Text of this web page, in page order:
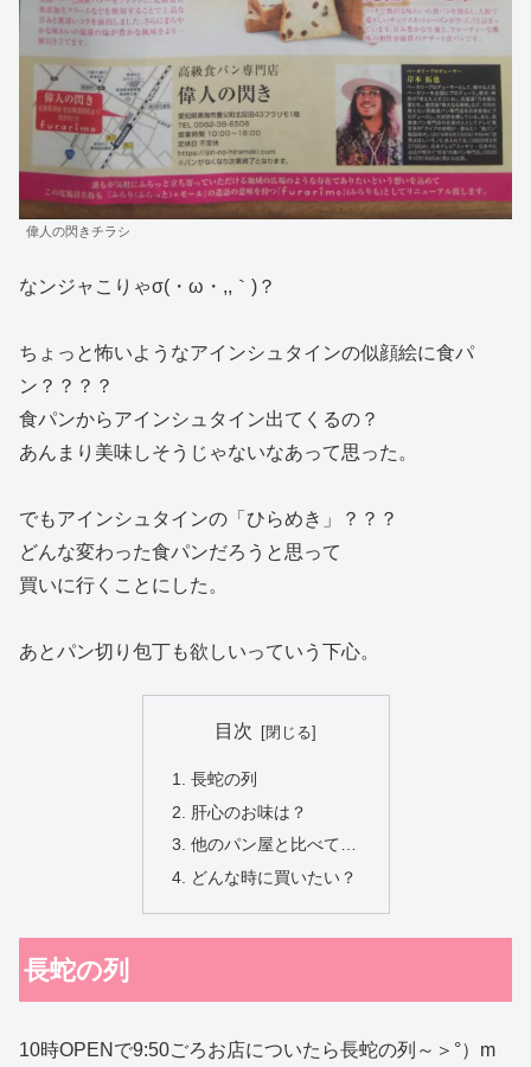
偉人の閃きチラシ
なンジャこりゃσ(・ω・,,｀)？
ちょっと怖いようなアインシュタインの似顔絵に食パ
ン？？？？
食パンからアインシュタイン出てくるの？
あんまり美味しそうじゃないなあって思った。
でもアインシュタインの「ひらめき」？？？
どんな変わった食パンだろうと思って
買いに行くことにした。
あとパン切り包丁も欲しいっていう下心。
目次
長蛇の列
肝心のお味は？
他のパン屋と比べて…
どんな時に買いたい？
長蛇の列
10時OPENで9:50ごろお店についたら長蛇の列～＞°）m